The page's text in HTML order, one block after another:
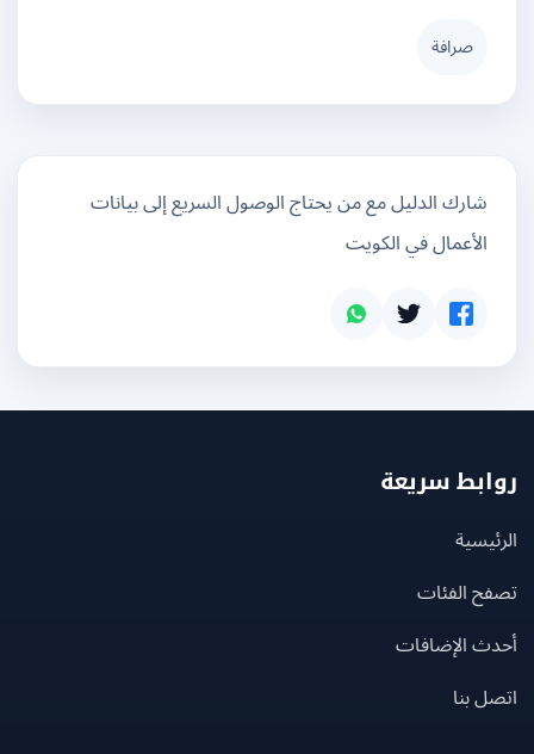
شارك الدليل مع من يحتاج الوصول السريع إلى بيانات
الأعمال في الكويت
سريعة
الفئات
الإضافات
بنا